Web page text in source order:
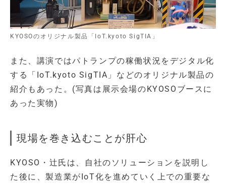
KYOSOのオリジナル製品「IoT.kyoto SigTIA」
また、講演ではパトランプの稼働状況をデジタル化
する「IoT.kyoto SigTIA」などのオリジナル製品の
紹介もあった。(写真は展示会場のKYOSOブースに
あった実物)
現場を巻き込むことが肝心
KYOSO・辻氏は、自社のソリューションを説明し
た後に、製造業がIoT化を進めていく上での重要な